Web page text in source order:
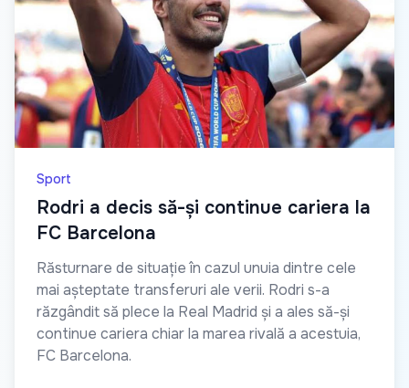
Sport
Rodri a decis să-și continue cariera la
FC Barcelona
Răsturnare de situație în cazul unuia dintre cele
mai așteptate transferuri ale verii. Rodri s-a
răzgândit să plece la Real Madrid și a ales să-și
continue cariera chiar la marea rivală a acestuia,
FC Barcelona.